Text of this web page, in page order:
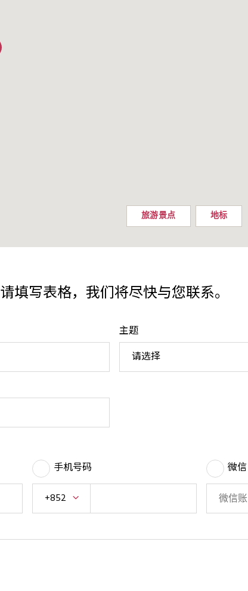
旅游景点 地标
请填写表格，我们将尽快与您联系。
主题
请选择
手机号码
+852
微